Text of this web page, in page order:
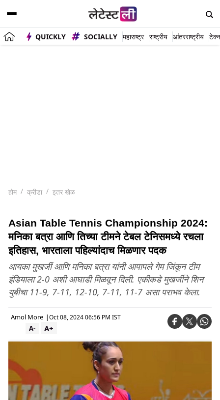
QUICKLY SOCIALLY महाराष्ट्र राष्ट्रीय आंतरराष्ट्रीय
होम क्रीडा इतर खेळ
Asian Table Tennis Championship 2024:
मनिका बत्रा आणि तिच्या टीमने टेबल टेनिसमध्ये रचला
इतिहास, भारताला पहिल्यांदाच मिळणार पदक
आयका मुखर्जी आणि मनिका बत्रा यांनी आपापले गेम जिंकून टीम
इंडियाला 2-0 अशी आघाडी मिळवून दिली. एकीकडे मुखर्जीने शिन
युबीचा 11-9, 7-11, 12-10, 7-11, 11-7 असा पराभव केला.
Amol More |Oct 08, 2024 06:56 PM IST
A+
A-